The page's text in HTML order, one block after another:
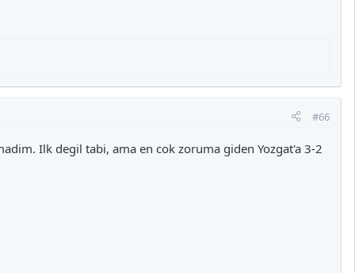
#66
Ilk degil tabi, ama en cok zoruma giden Yozgat'a 3-2